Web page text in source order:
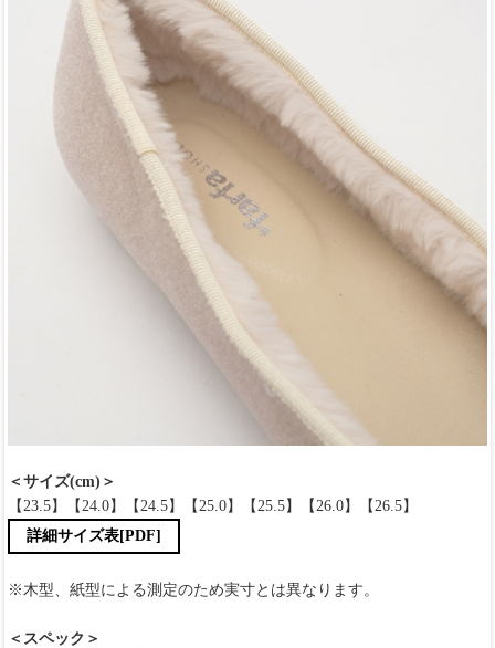
＜サイズ(cm)＞
【23.5】【24.0】【24.5】【25.0】【25.5】【26.0】【26.5】
詳細サイズ表[PDF]
※木型、紙型による測定のため実寸とは異なります。
＜スペック＞